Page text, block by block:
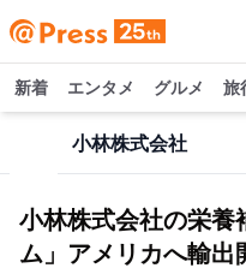
新着 エンタメ グルメ 旅
小林株式会社
小林株式会社の栄養
ム」アメリカへ輸出